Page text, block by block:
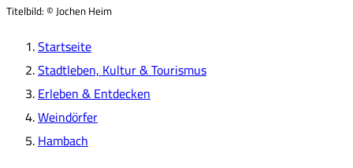
Titelbild:© Jochen Heim
Startseite
Stadtleben, Kultur & Tourismus
Erleben & Entdecken
Weindörfer
Hambach